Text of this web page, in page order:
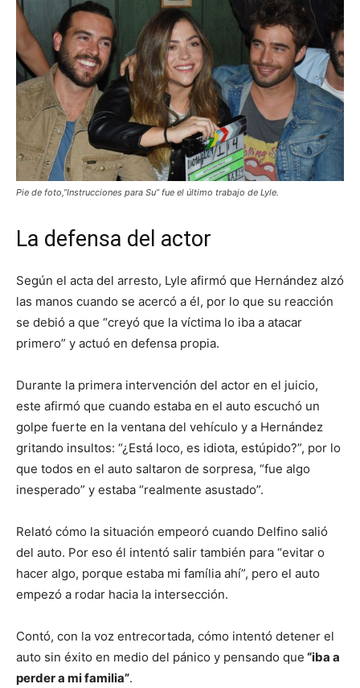
Pie de foto,”Instrucciones para Su” fue el último trabajo de Lyle.
La defensa del actor
Según el acta del arresto, Lyle afirmó que Hernández alzó
las manos cuando se acercó a él, por lo que su reacción
se debió a que “creyó que la víctima lo iba a atacar
primero” y actuó en defensa propia.
Durante la primera intervención del actor en el juicio,
este afirmó que cuando estaba en el auto escuchó un
golpe fuerte en la ventana del vehículo y a Hernández
gritando insultos: “¿Está loco, es idiota, estúpido?”, por lo
que todos en el auto saltaron de sorpresa, “fue algo
inesperado” y estaba “realmente asustado”.
Relató cómo la situación empeoró cuando Delfino salió
del auto. Por eso él intentó salir también para “evitar o
hacer algo, porque estaba mi família ahí”, pero el auto
empezó a rodar hacia la intersección.
Contó, con la voz entrecortada, cómo intentó detener el
auto sin éxito en medio del pánico y pensando que “iba a
perder a mi familia”.